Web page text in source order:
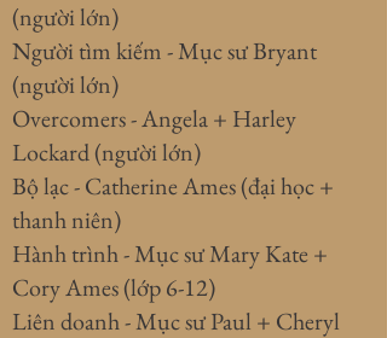
(người lớn)
Người tìm kiếm - Mục sư Bryant
(người lớn)
Overcomers - Angela + Harley
Lockard (người lớn)
Bộ lạc - Catherine Ames (đại học +
thanh niên)
Hành trình - Mục sư Mary Kate +
Cory Ames (lớp 6-12)
Liên doanh - Mục sư Paul + Cheryl